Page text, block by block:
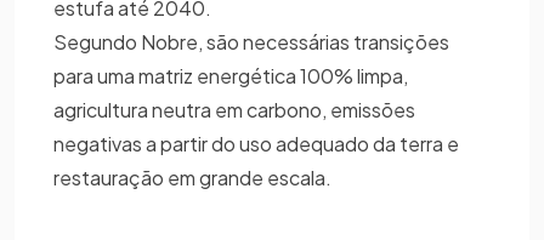
estufa até 2040.
Segundo Nobre, são necessárias transições
para uma matriz energética 100% limpa,
agricultura neutra em carbono, emissões
negativas a partir do uso adequado da terra e
restauração em grande escala.